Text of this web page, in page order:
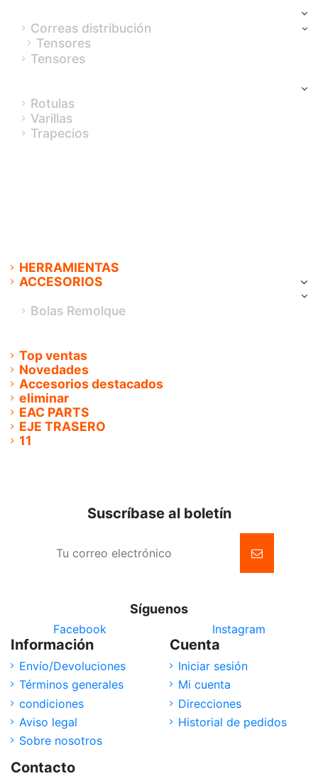
Correas distribución
Tensores
Tensores
Rotulas
Varillas
Trapecios
HERRAMIENTAS
ACCESORIOS
Bolas Remolque
Top ventas
Novedades
Accesorios destacados
eliminar
EAC PARTS
EJE TRASERO
11
Suscríbase al boletín
Síguenos
Facebook Instagram
Información
Envío/Devoluciones
Términos generales
condiciones
Aviso legal
Sobre nosotros
Cuenta
Iniciar sesión
Mi cuenta
Direcciones
Historial de pedidos
Contacto